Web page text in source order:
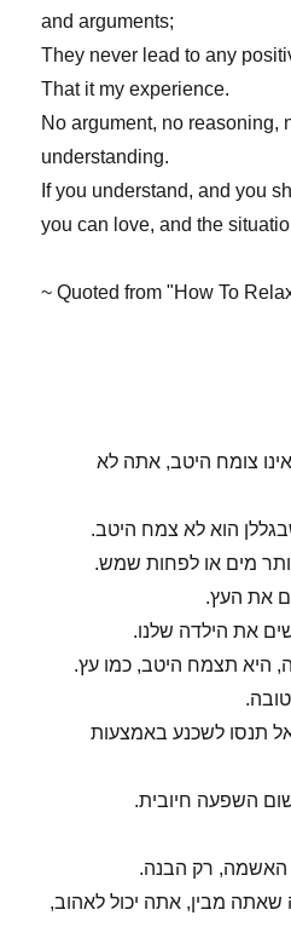
and arguments;
They never lead to any
That it my experience.
No argument, no reasoning,
understanding.
If you understand, and you
you can love, and the
~ Quoted from "How To
צומח היטב, אתה לא
הוא לא צמח היטב.
מים או לפחות שמש.
את העץ.
את הילדה שלנו.
היא תצמח היטב, כמו עץ.
תנסו לשכנע באמצעות
השפעה חיובית.
האשמה, רק הבנה.
מבין, אתה יכול לאהוב,